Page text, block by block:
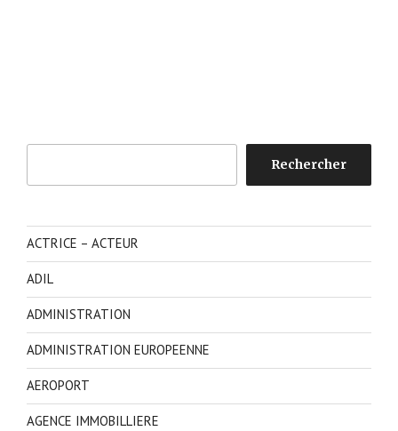
Rechercher
ACTRICE – ACTEUR
ADIL
ADMINISTRATION
ADMINISTRATION EUROPEENNE
AEROPORT
AGENCE IMMOBILLIERE